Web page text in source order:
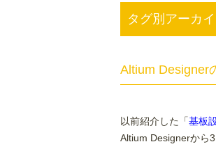
タグ別アーカ
Altium Designer
以前紹介した「基板
Altium Designerから